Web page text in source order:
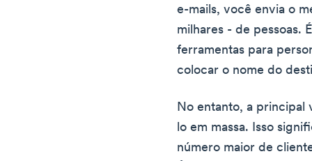
e-mails, você envia o
milhares - de pessoas.
ferramentas para
colocar o nome do
No entanto, a principal
lo em massa. Isso
número maior de